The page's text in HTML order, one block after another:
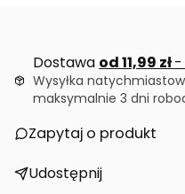
Dostawa od 11,99 zł-
Wysyłka
maksymalnie 3 dni
Zapytaj o produkt
Udostępnij